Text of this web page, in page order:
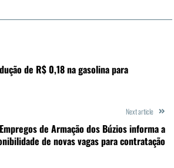
de R$ 0,18 na gasolina para
Next article
de Armação dos Búzios informa a
de novas vagas para contratação